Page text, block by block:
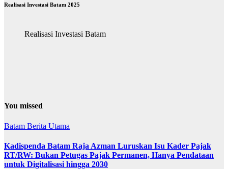
Realisasi Investasi Batam 2025
Realisasi Investasi Batam
You missed
Batam Berita Utama
Kadispenda Batam Raja Azman Luruskan Isu Kader Pajak
RT/RW: Bukan Petugas Pajak Permanen, Hanya Pendataan
untuk Digitalisasi hingga 2030